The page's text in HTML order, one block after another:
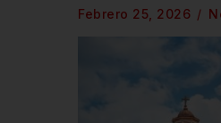
Febrero 25, 2026